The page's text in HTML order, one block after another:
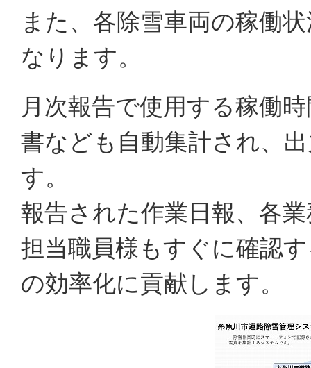
また、各除雪車両の稼働
なります。
月次報告で使用する稼働
書なども自動集計され、
す。
報告された作業日報、各
担当職員様もすぐに確認
の効率化に貢献します。